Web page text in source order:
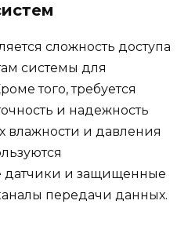
сложность доступа
системы для
того, требуется
и надежность
влажности и давления
датчики и защищенные
передачи данных.